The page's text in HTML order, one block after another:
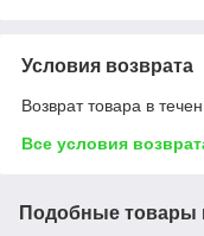
Условия возврата
Возврат товара в
Все условия
Подобные товары